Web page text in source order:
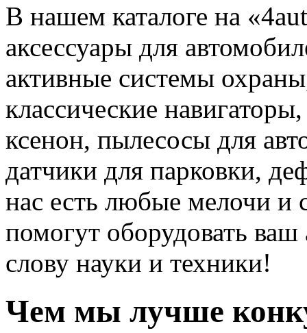
В нашем каталоге на
аксессуары для
активные системы
классические
ксенон, пылесосы для
датчики для парковки,
нас есть любые мелочи и
помогут оборудовать
слову науки и техники!
Чем мы лучше